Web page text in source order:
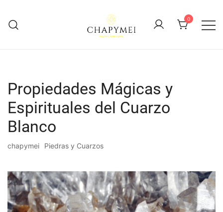
content
0
Propiedades Mágicas y
Espirituales del Cuarzo
Blanco
chapymei Piedras y Cuarzos